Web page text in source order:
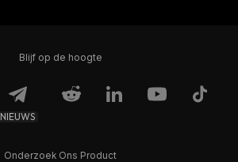
Blijf op de hoogte
NIEUWS
Onderzoek Ons Product